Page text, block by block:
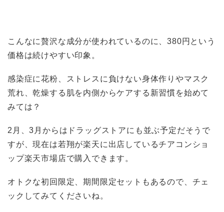
こんなに贅沢な成分が使われているのに、380円という
価格は続けやすい印象。
感染症に花粉、ストレスに負けない身体作りやマスク
荒れ、乾燥する肌を内側からケアする新習慣を始めて
みては？
2月、3月からはドラッグストアにも並ぶ予定だそうで
すが、現在は若翔が楽天に出店しているチアコンショ
ップ楽天市場店で購入できます。
オトクな初回限定、期間限定セットもあるので、チェ
ックしてみてくださいね。